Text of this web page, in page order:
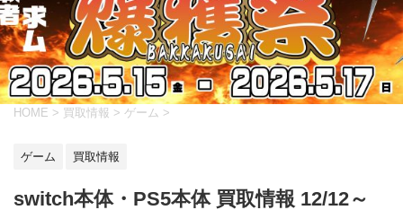
HOME > 買取情報 > ゲーム >
ゲーム 買取情報
switch本体・PS5本体 買取情報 12/12～